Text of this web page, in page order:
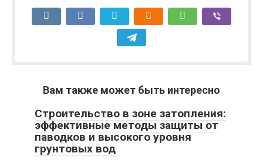
Вам также может быть интересно
Строительство в зоне затопления:
эффективные методы защиты от
паводков и высокого уровня
грунтовых вод